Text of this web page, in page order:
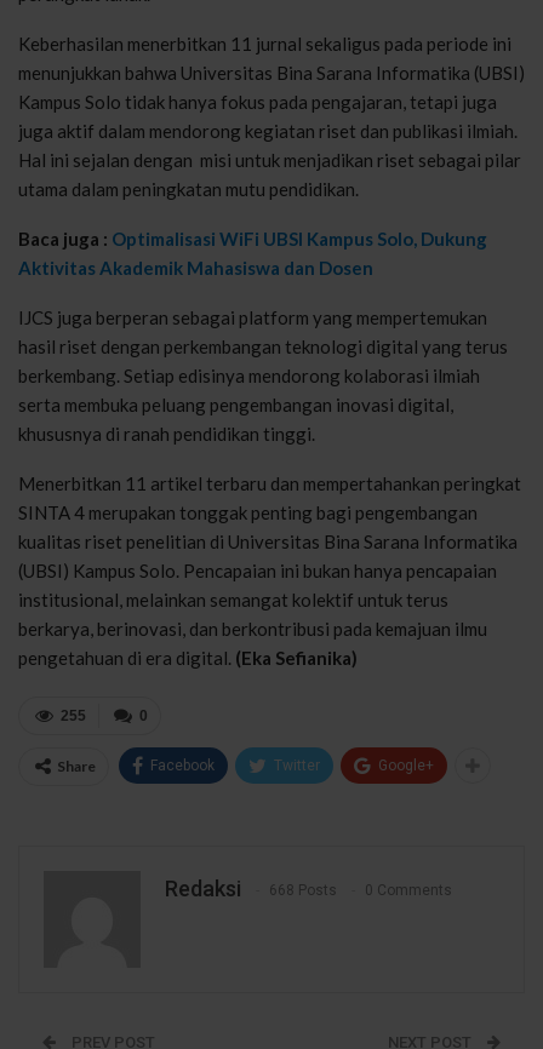
Keberhasilan menerbitkan 11 jurnal sekaligus pada periode ini
menunjukkan bahwa Universitas Bina Sarana Informatika (UBSI)
Kampus Solo tidak hanya fokus pada pengajaran, tetapi juga
juga aktif dalam mendorong kegiatan riset dan publikasi ilmiah.
Hal ini sejalan dengan misi untuk menjadikan riset sebagai pilar
utama dalam peningkatan mutu pendidikan.
Baca juga : Optimalisasi WiFi UBSI Kampus Solo, Dukung
Aktivitas Akademik Mahasiswa dan Dosen
IJCS juga berperan sebagai platform yang mempertemukan
hasil riset dengan perkembangan teknologi digital yang terus
berkembang. Setiap edisinya mendorong kolaborasi ilmiah
serta membuka peluang pengembangan inovasi digital,
khususnya di ranah pendidikan tinggi.
Menerbitkan 11 artikel terbaru dan mempertahankan peringkat
SINTA 4 merupakan tonggak penting bagi pengembangan
kualitas riset penelitian di Universitas Bina Sarana Informatika
(UBSI) Kampus Solo. Pencapaian ini bukan hanya pencapaian
institusional, melainkan semangat kolektif untuk terus
berkarya, berinovasi, dan berkontribusi pada kemajuan ilmu
pengetahuan di era digital. (Eka Sefianika)
0
255
Share Facebook Twitter Google+
Redaksi 668 Posts 0 Comments
PREV POST NEXT POST